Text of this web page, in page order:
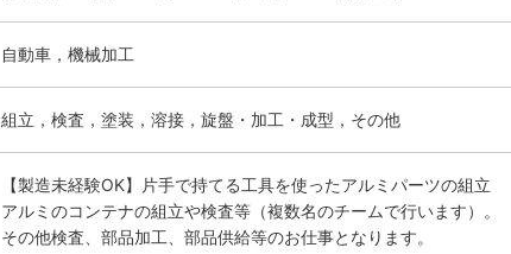
自動車，機械加工
組立，検査，塗装，溶接，旋盤・加工・成型，その他
【製造未経験OK】片手で持てる工具を使ったアルミパーツの組立
アルミのコンテナの組立や検査等（複数名のチームで行います）。
その他検査、部品加工、部品供給等のお仕事となります。